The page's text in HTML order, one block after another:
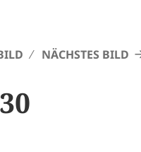
NÄCHSTES BILD